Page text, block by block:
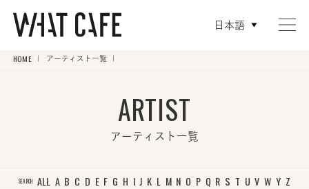
日本語
HOME アーティスト一覧
ARTIST
アーティスト一覧
SEARCH ALL A B C D E F G H I J K L M N O P Q R S T U V W Y Z